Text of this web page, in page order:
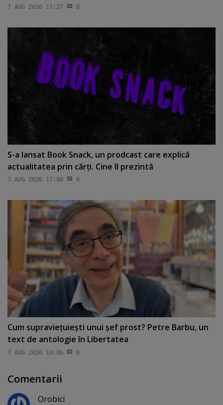
7 AUG 2026 17:27 0
S-a lansat Book Snack, un prodcast care explică
actualitatea prin cărţi. Cine îl prezintă
7 AUG 2026 17:00 0
Cum supravieţuieşti unui şef prost? Petre Barbu, un
text de antologie în Libertatea
7 AUG 2026 14:06 0
Comentarii
Orobici